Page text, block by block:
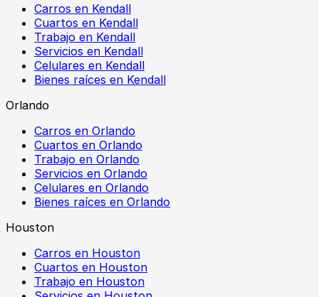
Carros en Kendall
Cuartos en Kendall
Trabajo en Kendall
Servicios en Kendall
Celulares en Kendall
Bienes raíces en Kendall
Orlando
Carros en Orlando
Cuartos en Orlando
Trabajo en Orlando
Servicios en Orlando
Celulares en Orlando
Bienes raíces en Orlando
Houston
Carros en Houston
Cuartos en Houston
Trabajo en Houston